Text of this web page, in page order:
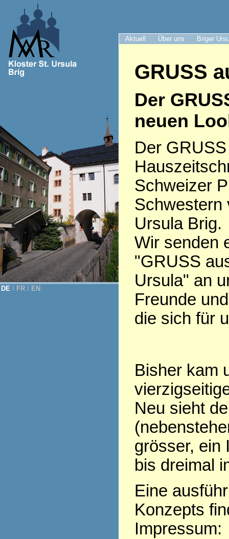
Aktuell Über uns Briger
DE FR EN
GRUSS
Der
neuen
Der
Schweizer
Schwestern
Ursula Brig.
Wir senden
"GRUSS
Ursula" an
Freunde
die sich für
Bisher kam
Neu sieht
grösser, ein
bis dreimal
Eine
Konzepts